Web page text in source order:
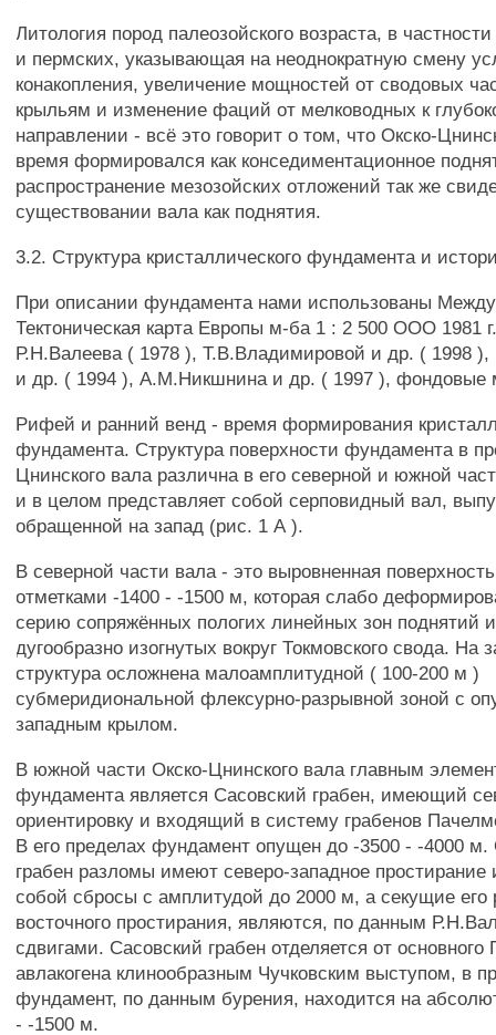
Литология пород палеозойского возраста, в
и пермских, указывающая на неоднократную смену
конакопления, увеличение мощностей от сводовых
крыльям и изменение фаций от мелководных к
направлении - всё это говорит о том, что Окско-
время формировался как конседиментационное
распространение мезозойских отложений так же
существовании вала как поднятия.
3.2. Структура кристаллического фундамента и
При описании фундамента нами использованы
Тектоническая карта Европы м-ба 1 : 2 500 ООО 1981
Р.Н.Валеева ( 1978 ), Т.В.Владимировой и др. ( 1998 ),
и др. ( 1994 ), А.М.Никшнина и др. ( 1997 ), фондовые
Рифей и ранний венд - время формирования
фундамента. Структура поверхности фундамента в
Цнинского вала различна в его северной и южной
и в целом представляет собой серповидный вал,
обращенной на запад (рис. 1 А ).
В северной части вала - это выровненная
отметками -1400 - -1500 м, которая слабо
серию сопряжённых пологих линейных зон поднятий
дугообразно изогнутых вокруг Токмовского свода. На
структура осложнена малоамплитудной ( 100-200 м )
субмеридиональной флексурно-разрывной зоной с
западным крылом.
В южной части Окско-Цнинского вала главным
фундамента является Сасовский грабен, имеющий
ориентировку и входящий в систему грабенов
В его пределах фундамент опущен до -3500 - -4000
грабен разломы имеют северо-западное простирание
собой сбросы с амплитудой до 2000 м, а секущие его
восточного простирания, являются, по данным
сдвигами. Сасовский грабен отделяется от основного
авлакогена клинообразным Чучковским выступом, в
фундамент, по данным бурения, находится на
- -1500 м.